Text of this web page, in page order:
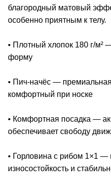
благородный матовый
особенно приятным к телу.
• Плотный хлопок 180 г/м²
форму
• Пич-начёс — премиальная
комфортный при носке
• Комфортная посадка —
обеспечивает свободу
• Горловина с рибом 1×1
износостойкость и